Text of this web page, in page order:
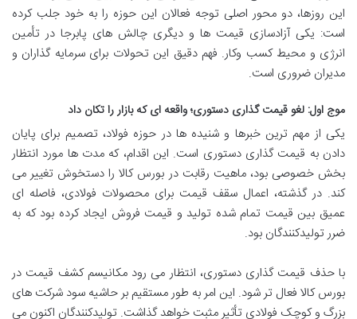
این روزها، دو محور اصلی توجه فعالان این حوزه را به خود جلب کرده
است: یکی آزادسازی قیمت ها و دیگری چالش های پابرجا در تأمین
انرژی و محیط کسب وکار. فهم دقیق این تحولات برای سرمایه گذاران و
مدیران ضروری است.
موج اول: لغو قیمت گذاری دستوری؛ واقعه ای که بازار را تکان داد
یکی از مهم ترین خبرها و شنیده ها در حوزه فولاد، تصمیم برای پایان
دادن به قیمت گذاری دستوری است. این اقدام، که مدت ها مورد انتظار
بخش خصوصی بود، ماهیت رقابت در بورس کالا را دستخوش تغییر می
کند. در گذشته، اعمال سقف قیمت برای محصولات فولادی، فاصله ای
عمیق بین قیمت تمام شده تولید و قیمت فروش ایجاد کرده بود که به
ضرر تولیدکنندگان بود.
با حذف قیمت گذاری دستوری، انتظار می رود مکانیسم کشف قیمت در
بورس کالا فعال تر شود. این امر به طور مستقیم بر حاشیه سود شرکت های
بزرگ و کوچک فولادی تأثیر مثبت خواهد گذاشت. تولیدکنندگان اکنون می